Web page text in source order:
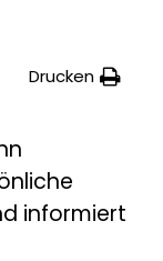
Drucken
informiert